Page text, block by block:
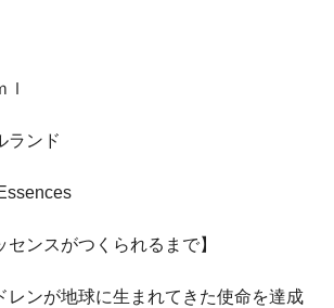
ンド
センスがつくられるまで】
レンが地球に生まれてきた使命を達成